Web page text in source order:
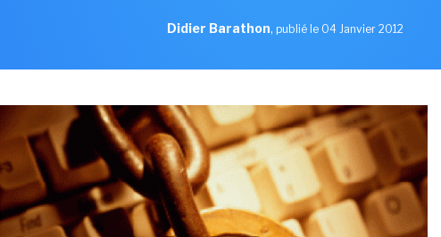
Didier Barathon, publié le 04 Janvier 2012